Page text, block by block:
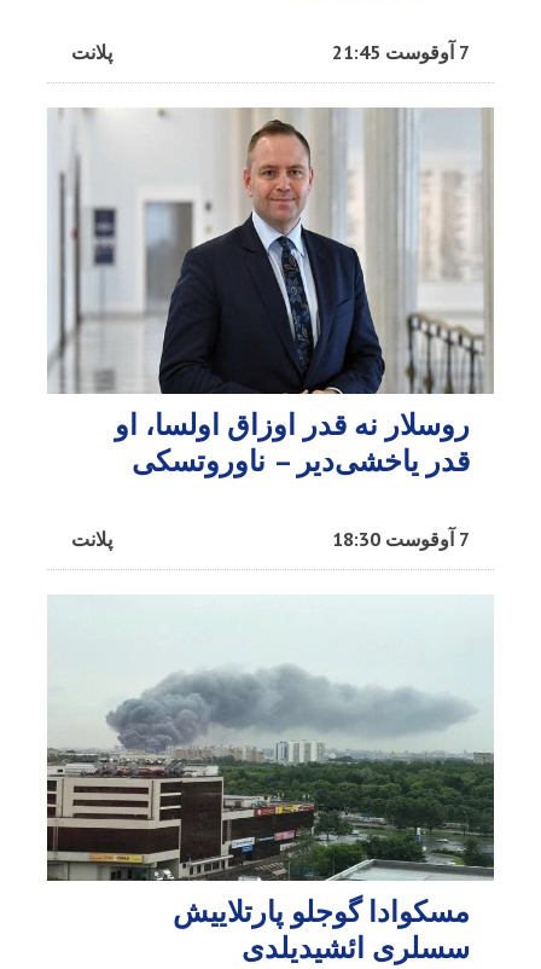
پلانت 7 آوقوست 21:45
روسلار نه قدر اوزاق اولسا، او
قدر یاخشی‌دیر – ناوروتسکی
پلانت 7 آوقوست 18:30
مسکوادا گوجلو پارتلاییش
سسلری ائشیدیلدی